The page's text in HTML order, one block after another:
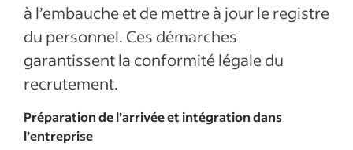
à l’embauche et de mettre à jour le registre
du personnel. Ces démarches
garantissent la conformité légale du
recrutement.
Préparation de l’arrivée et intégration dans
l’entreprise